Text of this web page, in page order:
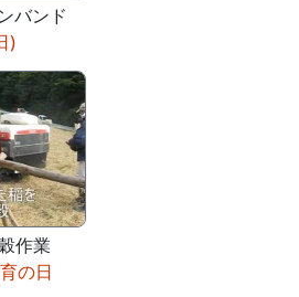
バンド
)
作業
の日